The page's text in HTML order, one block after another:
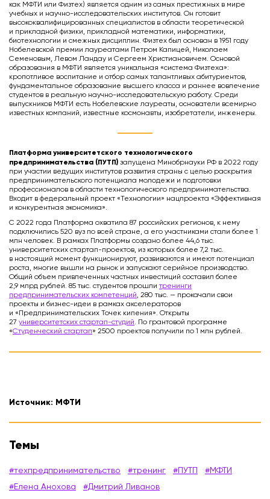
Источник: МФТИ
Темы
#техпредпринимательство #тренинг #ПУТП
#МФТИ
#Елена Анохова
#Дмитрий Ливанов
как МФТИ или Физтех) является одним из самых престижных в мире
учебных и научно-исследовательских институтов. Он готовит
высококвалифицированных специалистов в области теоретической
и прикладной физики, прикладной математики, информатики,
биотехнологии и смежных дисциплин. Физтех был основан в 1951 году
Нобелевской премии лауреатами Петром Капицей, Николаем
Семеновым, Левом Ландау и Сергеем Христиановичем. Основой
образования в МФТИ является уникальная «система Физтеха»:
кропотливое воспитание и отбор самых талантливых абитуриентов,
фундаментальное образование высшего класса и раннее вовлечение
студентов в реальную научно-исследовательскую работу. Среди
выпускников МФТИ есть Нобелевские лауреаты, основатели всемирно
известных компаний, известные космонавты, изобретатели, инженеры.
Платформа университетского технологического
предпринимательства (ПУТП) запущена Минобрнауки РФ в 2022 году
при участии ведущих институтов развития страны с целью раскрытия
предпринимательского потенциала молодежи и подготовки
профессионалов в области технологического предпринимательства.
Входит в федеральный проект «Технологии» нацпроекта «Эффективная
и конкурентная экономика».
С 2022 года Платформа охватила 87 российских регионов, к нему
подключились 520 вуз по всей стране, а его участниками стали более 1
млн человек. В рамках Платформы создано более 44,6 тыс.
университетских стартап-проектов, из которых более 7,2 тыс.
в настоящий момент функционируют, развиваются и имеют потенциал
роста, многие вышли на рынок и запускают серийное производство.
Общий объем привлеченных частных инвестиций составил более
2,9 млрд рублей. 85 тыс. студентов прошли тренинги
предпринимательских компетенций, 280 тыс. — прокачали свои
проекты и бизнес-идеи в рамках акселераторов
и «Предпринимательских Точек кипения». Открыты
27 университетских стартап-студий. По грантовой программе
«Студенческий стартап» 2500 проектов получили по 1 млн рублей.